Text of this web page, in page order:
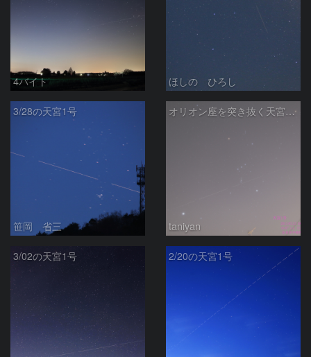
4バイト ほしの ひろし
3/28の天宮1号
笹岡 省三
オリオン座を突き抜く天宮1号
taniyan
3/02の天宮1号 2/20の天宮1号